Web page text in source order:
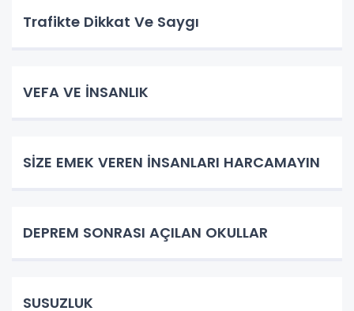
Trafikte Dikkat Ve Saygı
VEFA VE İNSANLIK
SİZE EMEK VEREN İNSANLARI HARCAMAYIN
DEPREM SONRASI AÇILAN OKULLAR
SUSUZLUK